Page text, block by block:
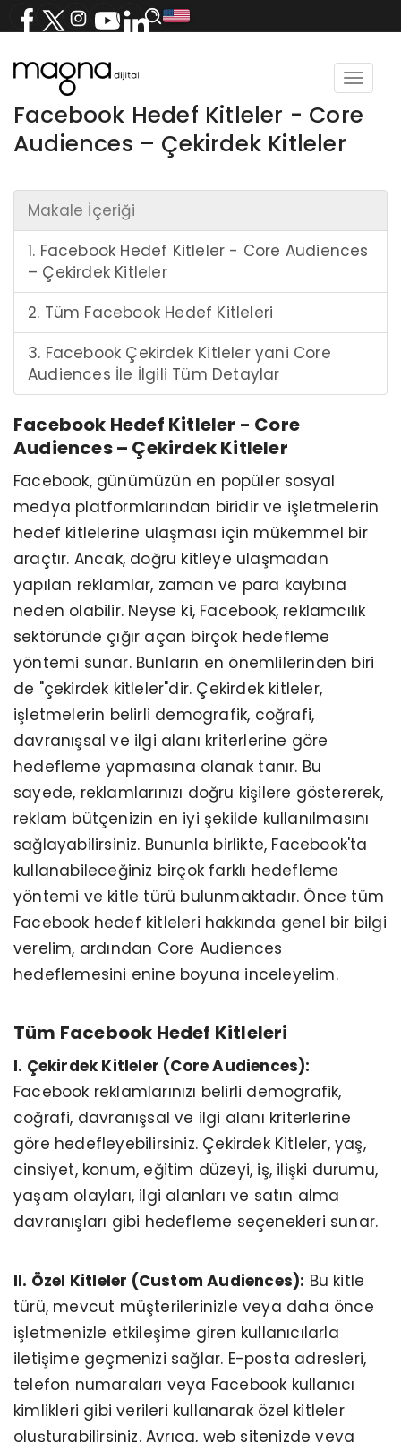
Toggle
Facebook Hedef Kitleler - Core
Audiences – Çekirdek Kitleler
Makale İçeriği
1. Facebook Hedef Kitleler - Core Audiences
– Çekirdek Kitleler
2. Tüm Facebook Hedef Kitleleri
3. Facebook Çekirdek Kitleler yani Core
Audiences İle İlgili Tüm Detaylar
Facebook Hedef Kitleler - Core
Audiences – Çekirdek Kitleler
Facebook, günümüzün en popüler sosyal
medya platformlarından biridir ve işletmelerin
hedef kitlelerine ulaşması için mükemmel bir
araçtır. Ancak, doğru kitleye ulaşmadan
yapılan reklamlar, zaman ve para kaybına
neden olabilir. Neyse ki, Facebook, reklamcılık
sektöründe çığır açan birçok hedefleme
yöntemi sunar. Bunların en önemlilerinden biri
de "çekirdek kitleler"dir. Çekirdek kitleler,
işletmelerin belirli demografik, coğrafi,
davranışsal ve ilgi alanı kriterlerine göre
hedefleme yapmasına olanak tanır. Bu
sayede, reklamlarınızı doğru kişilere göstererek,
reklam bütçenizin en iyi şekilde kullanılmasını
sağlayabilirsiniz. Bununla birlikte, Facebook'ta
kullanabileceğiniz birçok farklı hedefleme
yöntemi ve kitle türü bulunmaktadır. Önce tüm
Facebook hedef kitleleri hakkında genel bir bilgi
verelim, ardından Core Audiences
hedeflemesini enine boyuna inceleyelim.
Tüm Facebook Hedef Kitleleri
I. Çekirdek Kitleler (Core Audiences):
Facebook reklamlarınızı belirli demografik,
coğrafi, davranışsal ve ilgi alanı kriterlerine
göre hedefleyebilirsiniz. Çekirdek Kitleler, yaş,
cinsiyet, konum, eğitim düzeyi, iş, ilişki durumu,
yaşam olayları, ilgi alanları ve satın alma
davranışları gibi hedefleme seçenekleri sunar.
II. Özel Kitleler (Custom Audiences): Bu kitle
türü, mevcut müşterilerinizle veya daha önce
işletmenizle etkileşime giren kullanıcılarla
iletişime geçmenizi sağlar. E-posta adresleri,
telefon numaraları veya Facebook kullanıcı
kimlikleri gibi verileri kullanarak özel kitleler
oluşturabilirsiniz. Ayrıca, web sitenizde veya